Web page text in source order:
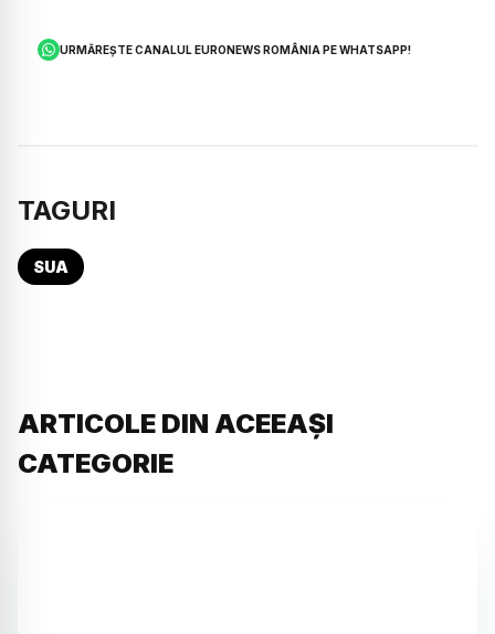
URMĂREȘTE CANALUL EURONEWS ROMÂNIA PE WHATSAPP!
TAGURI
SUA
ARTICOLE DIN ACEEAȘI
CATEGORIE